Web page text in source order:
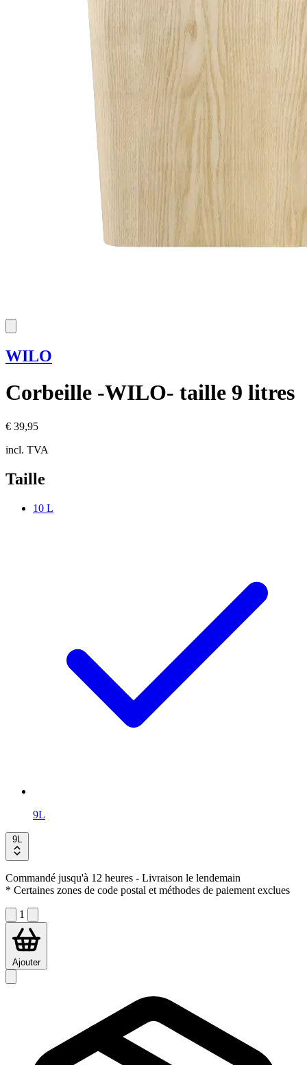
WILO
Corbeille -WILO- taille 9 litres
€ 39,95
incl. TVA
Taille
10 L
9L
9L
Commandé jusqu'à 12 heures - Livraison le lendemain
* Certaines zones de code postal et méthodes de paiement exclues
1
Ajouter